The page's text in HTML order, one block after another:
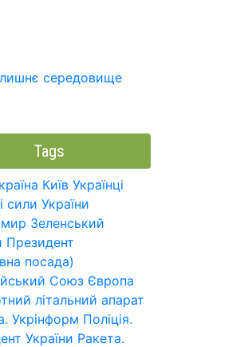
середовище
Tags
Київ Українці
сили України
Зеленський
Президент
посада)
Союз Європа
літальний апарат
Укрінформ Поліція.
України Ракета.